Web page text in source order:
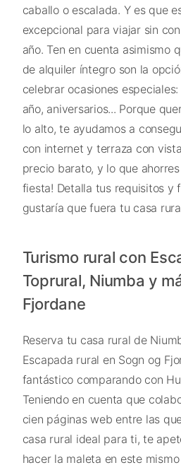
caballo o escalada. Y es que
excepcional para viajar sin
año. Ten en cuenta asimismo
de alquiler íntegro son la
celebrar ocasiones
año, aniversarios... Porque
lo alto, te ayudamos a
con internet y terraza con
precio barato, y lo que
fiesta! Detalla tus requisitos y
gustaría que fuera tu casa
Turismo rural con
Toprural, Niumba y
Fjordane
Reserva tu casa rural de
Escapada rural en Sogn og
fantástico comparando con
Teniendo en cuenta que
cien páginas web entre las
casa rural ideal para ti, te
hacer la maleta en este